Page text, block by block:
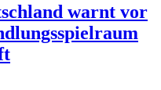
warnt vor